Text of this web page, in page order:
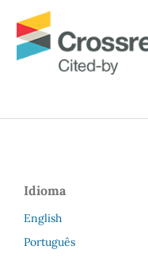
Idioma
English
Português